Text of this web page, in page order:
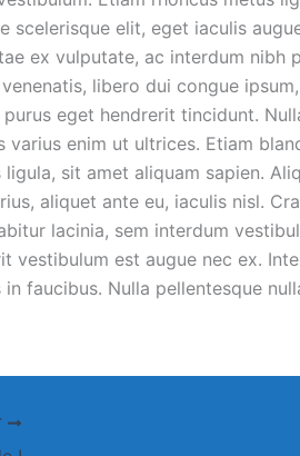
scelerisque elit, eget iaculis
ex vulputate, ac interdum nibh
libero dui congue
eget hendrerit tincidunt.
enim ut ultrices. Etiam
sit amet aliquam sapien.
aliquet ante eu, iaculis nisl.
lacinia, sem interdum
vestibulum est augue nec ex.
faucibus. Nulla pellentesque